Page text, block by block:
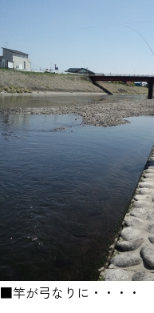
■竿が弓なりに・・・・